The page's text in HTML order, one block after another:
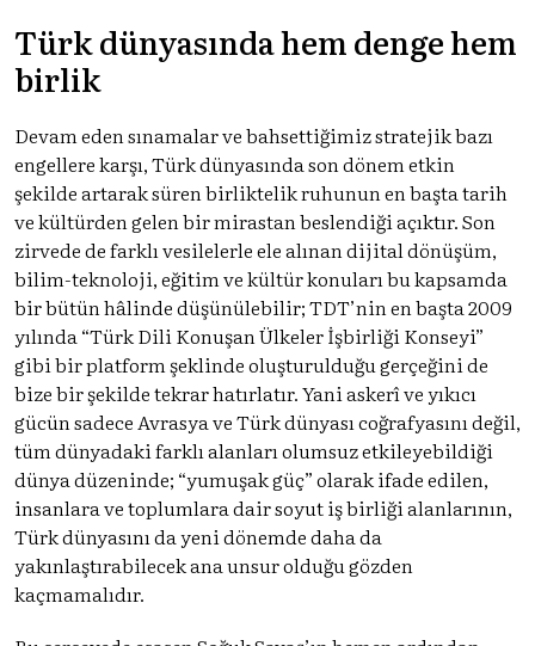
Türk dünyasında hem denge hem
birlik
Devam eden sınamalar ve bahsettiğimiz stratejik bazı
engellere karşı, Türk dünyasında son dönem etkin
şekilde artarak süren birliktelik ruhunun en başta tarih
ve kültürden gelen bir mirastan beslendiği açıktır. Son
zirvede de farklı vesilelerle ele alınan dijital dönüşüm,
bilim-teknoloji, eğitim ve kültür konuları bu kapsamda
bir bütün hâlinde düşünülebilir; TDT’nin en başta 2009
yılında “Türk Dili Konuşan Ülkeler İşbirliği Konseyi”
gibi bir platform şeklinde oluşturulduğu gerçeğini de
bize bir şekilde tekrar hatırlatır. Yani askerî ve yıkıcı
gücün sadece Avrasya ve Türk dünyası coğrafyasını değil,
tüm dünyadaki farklı alanları olumsuz etkileyebildiği
dünya düzeninde; “yumuşak güç” olarak ifade edilen,
insanlara ve toplumlara dair soyut iş birliği alanlarının,
Türk dünyasını da yeni dönemde daha da
yakınlaştırabilecek ana unsur olduğu gözden
kaçmamalıdır.